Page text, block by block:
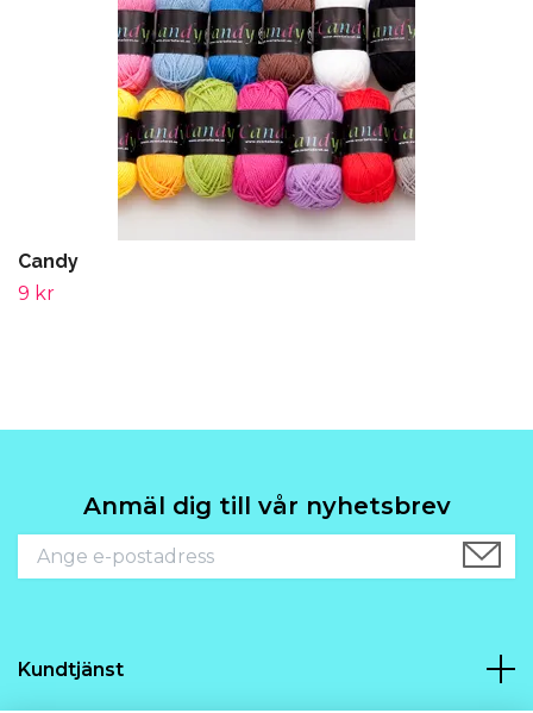
Candy
9 kr
Anmäl dig till vår nyhetsbrev
Kundtjänst